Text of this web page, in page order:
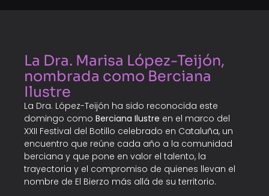
La Dra. Marisa López-Teijón,
nombrada como Berciana
Ilustre
La Dra. López-Teijón ha sido reconocida este
domingo como Berciana Ilustre en el marco del
XXII Festival del Botillo celebrado en Cataluña, un
encuentro que reúne cada año a la comunidad
berciana y que pone en valor el talento, la
trayectoria y el compromiso de quienes llevan el
nombre de El Bierzo más allá de su territorio.